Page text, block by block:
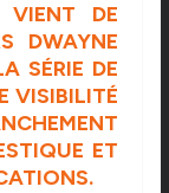
DE
DWAYNE
SÉRIE DE
VISIBILITÉ
ET